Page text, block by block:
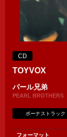
CD
TOYVOX
パール兄弟
PEARL BROTHERS
ボーナストラック
フォーマット